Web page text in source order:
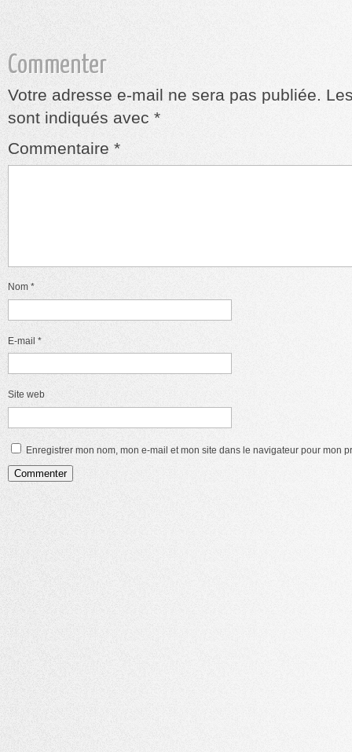
Commenter
Votre adresse e-mail ne sera pas publiée.
sont indiqués avec *
Commentaire *
Nom *
E-mail *
Site web
Enregistrer mon nom, mon e-mail et mon site dans le navigateur pour mon